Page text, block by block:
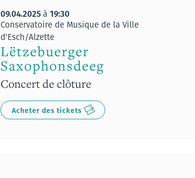
09.04.2025à 19:30
Conservatoire de Musique de la Ville
d'Esch/Alzette
Lëtzebuerger
Saxophonsdeeg
Concert de clôture
Acheter des tickets